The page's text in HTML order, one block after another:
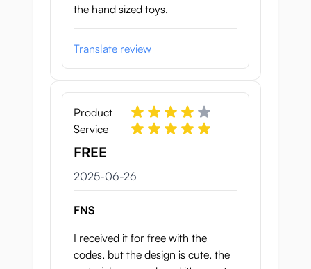
the hand sized toys.
Translate review
Product
Service
FREE
26 juni 2025
2025-06-26
FNS
I received it for free with the
codes, but the design is cute, the